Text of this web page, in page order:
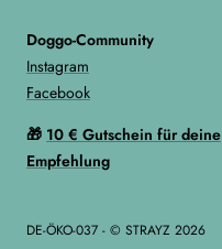
Doggo-Community
Instagram
Facebook
🎁 10 € Gutschein für deine
Empfehlung
DE-ÖKO-037 - © STRAYZ 2026